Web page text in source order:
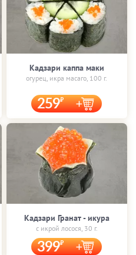
Кадзари каппа маки
огурец, икра масаго, 100 г.
259
Кадзари Гранат - икура
с икрой лосося, 30 г.
399